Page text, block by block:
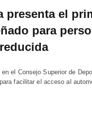
presenta el
para
el Consejo Superior de
facilitar el acceso al